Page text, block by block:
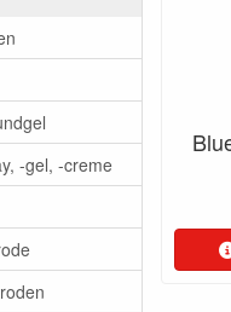
-gel, -creme